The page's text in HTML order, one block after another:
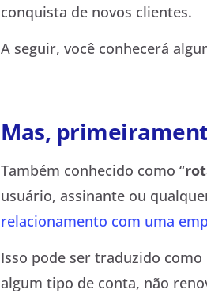
conquista de novos clientes.
A seguir, você conhecerá
Mas,
Também conhecido como “
usuário, assinante ou
relacionamento com uma
Isso pode ser traduzido
algum tipo de conta, não